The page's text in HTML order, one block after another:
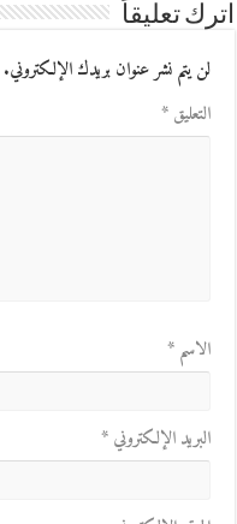
اترك تعليقاً
لن يتم نشر عنوان بريدك الإلكتروني.
التعليق*
الاسم*
البريد الإلكتروني*